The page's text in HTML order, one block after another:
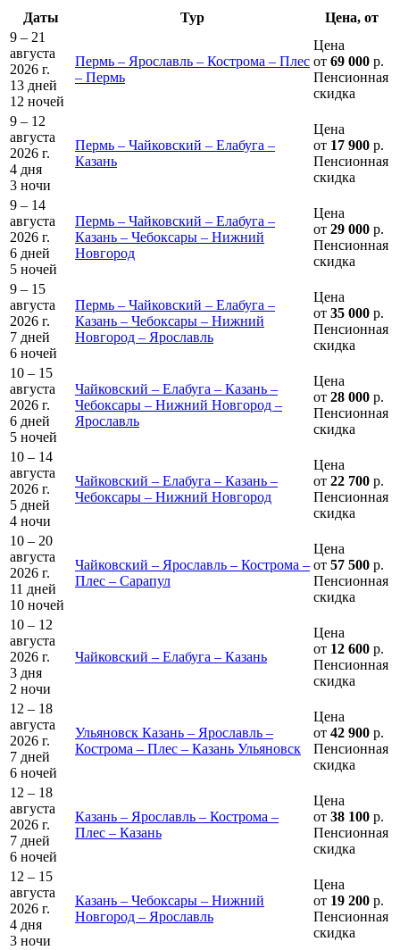
Даты Тур
Цена, от
9 – 21
августа
2026 г.
13 дней
12 ночей
Пермь – Ярославль – Кострома – Плес
– Пермь
Цена
от 69 000 р.
Пенсионная
скидка
9 – 12
августа
2026 г.
4 дня
3 ночи
Пермь – Чайковский – Елабуга –
Казань
Цена
от 17 900 р.
Пенсионная
скидка
9 – 14
августа
2026 г.
6 дней
5 ночей
Пермь – Чайковский – Елабуга –
Казань – Чебоксары – Нижний
Новгород
Цена
от 29 000 р.
Пенсионная
скидка
9 – 15
августа
2026 г.
7 дней
6 ночей
Пермь – Чайковский – Елабуга –
Казань – Чебоксары – Нижний
Новгород – Ярославль
Цена
от 35 000 р.
Пенсионная
скидка
10 – 15
августа
2026 г.
6 дней
5 ночей
Чайковский – Елабуга – Казань –
Чебоксары – Нижний Новгород –
Ярославль
Цена
от 28 000 р.
Пенсионная
скидка
10 – 14
августа
2026 г.
5 дней
4 ночи
Чайковский – Елабуга – Казань –
Чебоксары – Нижний Новгород
Цена
от 22 700 р.
Пенсионная
скидка
10 – 20
августа
2026 г.
11 дней
10 ночей
Чайковский – Ярославль – Кострома –
Плес – Сарапул
Цена
от 57 500 р.
Пенсионная
скидка
10 – 12
августа
2026 г.
3 дня
2 ночи
Чайковский – Елабуга – Казань
Цена
от 12 600 р.
Пенсионная
скидка
12 – 18
августа
2026 г.
7 дней
6 ночей
Ульяновск Казань – Ярославль –
Кострома – Плес – Казань Ульяновск
Цена
от 42 900 р.
Пенсионная
скидка
12 – 18
августа
2026 г.
7 дней
6 ночей
Казань – Ярославль – Кострома –
Плес – Казань
Цена
от 38 100 р.
Пенсионная
скидка
12 – 15
августа
2026 г.
4 дня
3 ночи
Казань – Чебоксары – Нижний
Новгород – Ярославль
Цена
от 19 200 р.
Пенсионная
скидка